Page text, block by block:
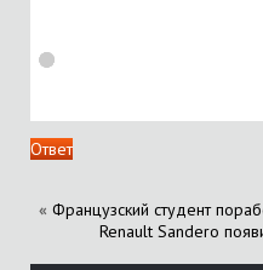
Ответ
« Французский студент
Renault Sandero